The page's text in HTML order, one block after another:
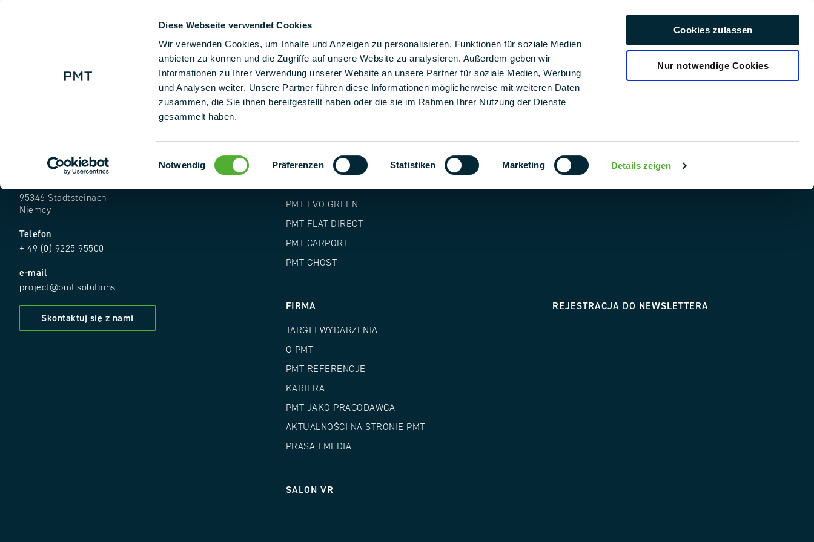
Diese Webseite verwendet Cookies
Wir verwenden Cookies, um Inhalte und Anzeigen zu personalisieren, Funktionen für soziale Medien
anbieten zu können und die Zugriffe auf unsere Website zu analysieren. Außerdem geben wir
Informationen zu Ihrer Verwendung unserer Website an unsere Partner für soziale Medien, Werbung
und Analysen weiter. Unsere Partner führen diese Informationen möglicherweise mit weiteren Daten
zusammen, die Sie ihnen bereitgestellt haben oder die sie im Rahmen Ihrer Nutzung der Dienste
gesammelt haben.
Einwilligungsauswahl
Notwendig Präferenzen Statistiken Marketing Details zeigen
Cookies zulassen
Nur notwendige Cookies
+ 49 (0) 9225 95500 Nasze rozwiązania montażowe
95346 Stadtsteinach
Niemcy
Telefon
+ 49 (0) 9225 95500
e-mail
project@pmt.solutions
Skontaktuj się z nami
PRODUKTY
PMT EVO 2.1 EW
PMT EVO GREEN
PMT FLAT DIRECT
PMT CARPORT
PMT GHOST
SERWIS I POMOC
(PV): PMT PLAN | PMT
PLIKI DO POBRANIA
FIRMA
TARGI I WYDARZENIA
O PMT
PMT REFERENCJE
KARIERA
PMT JAKO PRACODAWCA
AKTUALNOŚCI NA STRONIE PMT
PRASA I MEDIA
REJESTRACJA DO NEWSLETTERA
SALON VR